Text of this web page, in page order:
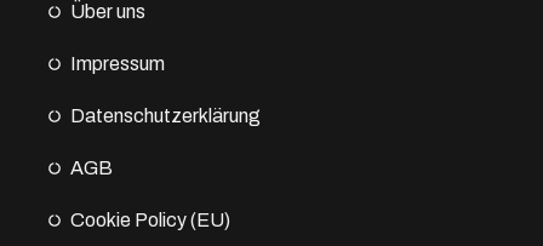
Über uns
Impressum
Datenschutz­erklärung
AGB
Cookie Policy (EU)